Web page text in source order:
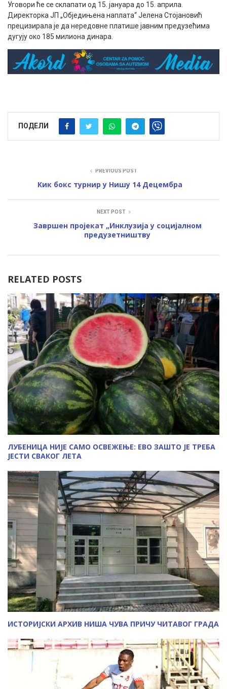
Уговори ће се склапати од 15. јануара до 15. априла.
Директорка ЈП „Обједињена наплата“ Јелена Стојановић
прецизирала је да нередовне платише јавним предузећима
дугују око 185 милиона динара.
ПОДЕЛИ
PREVIOUS POST
Кик бокс турнир у Нишу 14 Децембра
NEXT POST
Завршен пројекат „Инклузија у социјалном
предузетништву
RELATED POSTS
ЛУБЕНИЦА НИЈЕ САМО ОСВЕЖЕЊЕ: ЕВО ЗАШТО ЈЕ ТРЕБА
ЈЕСТИ СВАКОГ ЛЕТА
ИСТОРИЈСКИ АРХИВ НИША ЧУВА ПРИЧУ ЧИТАВОГ ГРАДА